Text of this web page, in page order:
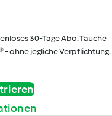
30-Tage Abo. Tauche
- ohne jegliche Verpflichtung.